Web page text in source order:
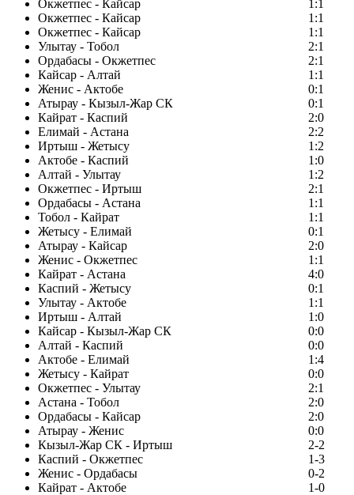
Окжетпес - Кайсар
1:1
Окжетпес - Кайсар
1:1
Окжетпес - Кайсар
1:1
Улытау - Тобол
2:1
Ордабасы - Окжетпес
2:1
Кайсар - Алтай
1:1
Женис - Актобе
0:1
Атырау - Кызыл-Жар СК
0:1
Кайрат - Каспий
2:0
Елимай - Астана
2:2
Иртыш - Жетысу
1:2
Актобе - Каспий
1:0
Алтай - Улытау
1:2
Окжетпес - Иртыш
2:1
Ордабасы - Астана
1:1
Тобол - Кайрат
1:1
Жетысу - Елимай
0:1
Атырау - Кайсар
2:0
Женис - Окжетпес
1:1
Кайрат - Астана
4:0
Каспий - Жетысу
0:1
Улытау - Актобе
1:1
Иртыш - Алтай
1:0
Кайсар - Кызыл-Жар СК
0:0
Алтай - Каспий
0:0
Актобе - Елимай
1:4
Жетысу - Кайрат
0:0
Окжетпес - Улытау
2:1
Астана - Тобол
2:0
Ордабасы - Кайсар
2:0
Атырау - Женис
0:0
Кызыл-Жар СК - Иртыш
2-2
Каспий - Окжетпес
1-3
Женис - Ордабасы
0-2
Кайрат - Актобе
1-0